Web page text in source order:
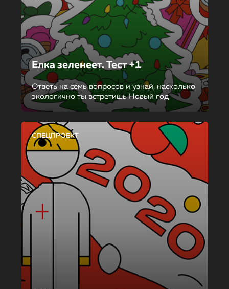
Елка зеленеет. Тест +1
Ответь на семь вопросов и узнай, насколько
экологично ты встретишь Новый год
СПЕЦПРОЕКТ